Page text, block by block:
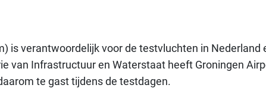
is verantwoordelijk voor de testvluchten in
van Infrastructuur en Waterstaat heeft Groningen
te gast tijdens de testdagen.